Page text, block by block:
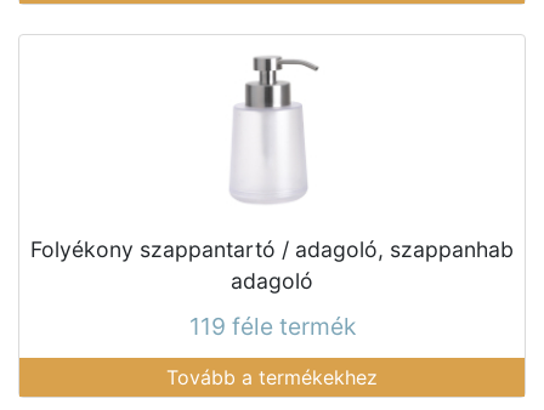
Folyékony szappantartó / adagoló, szappanhab
adagoló
119 féle termék
Tovább a termékekhez